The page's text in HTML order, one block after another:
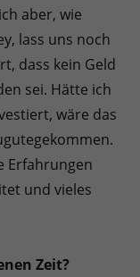
aber, wie
lass uns noch
dass kein Geld
sei. Hätte ich
wäre das
Erfahrungen
und vieles
Zeit?